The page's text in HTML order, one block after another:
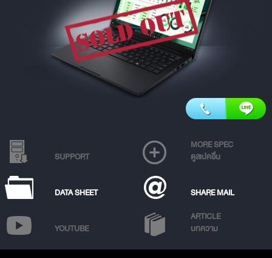
SUPPORT
MORE SPEC
ดูสเปคอื่น
DATA SHEET SHARE MAIL
YOUTUBE
ARTICLE
บทความ